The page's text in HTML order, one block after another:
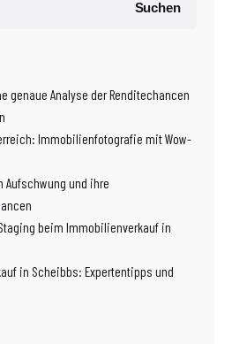
Suchen
genaue Analyse der Renditechancen
Immobilienfotografie mit Wow-
Aufschwung und ihre
beim Immobilienverkauf in
in Scheibbs: Expertentipps und